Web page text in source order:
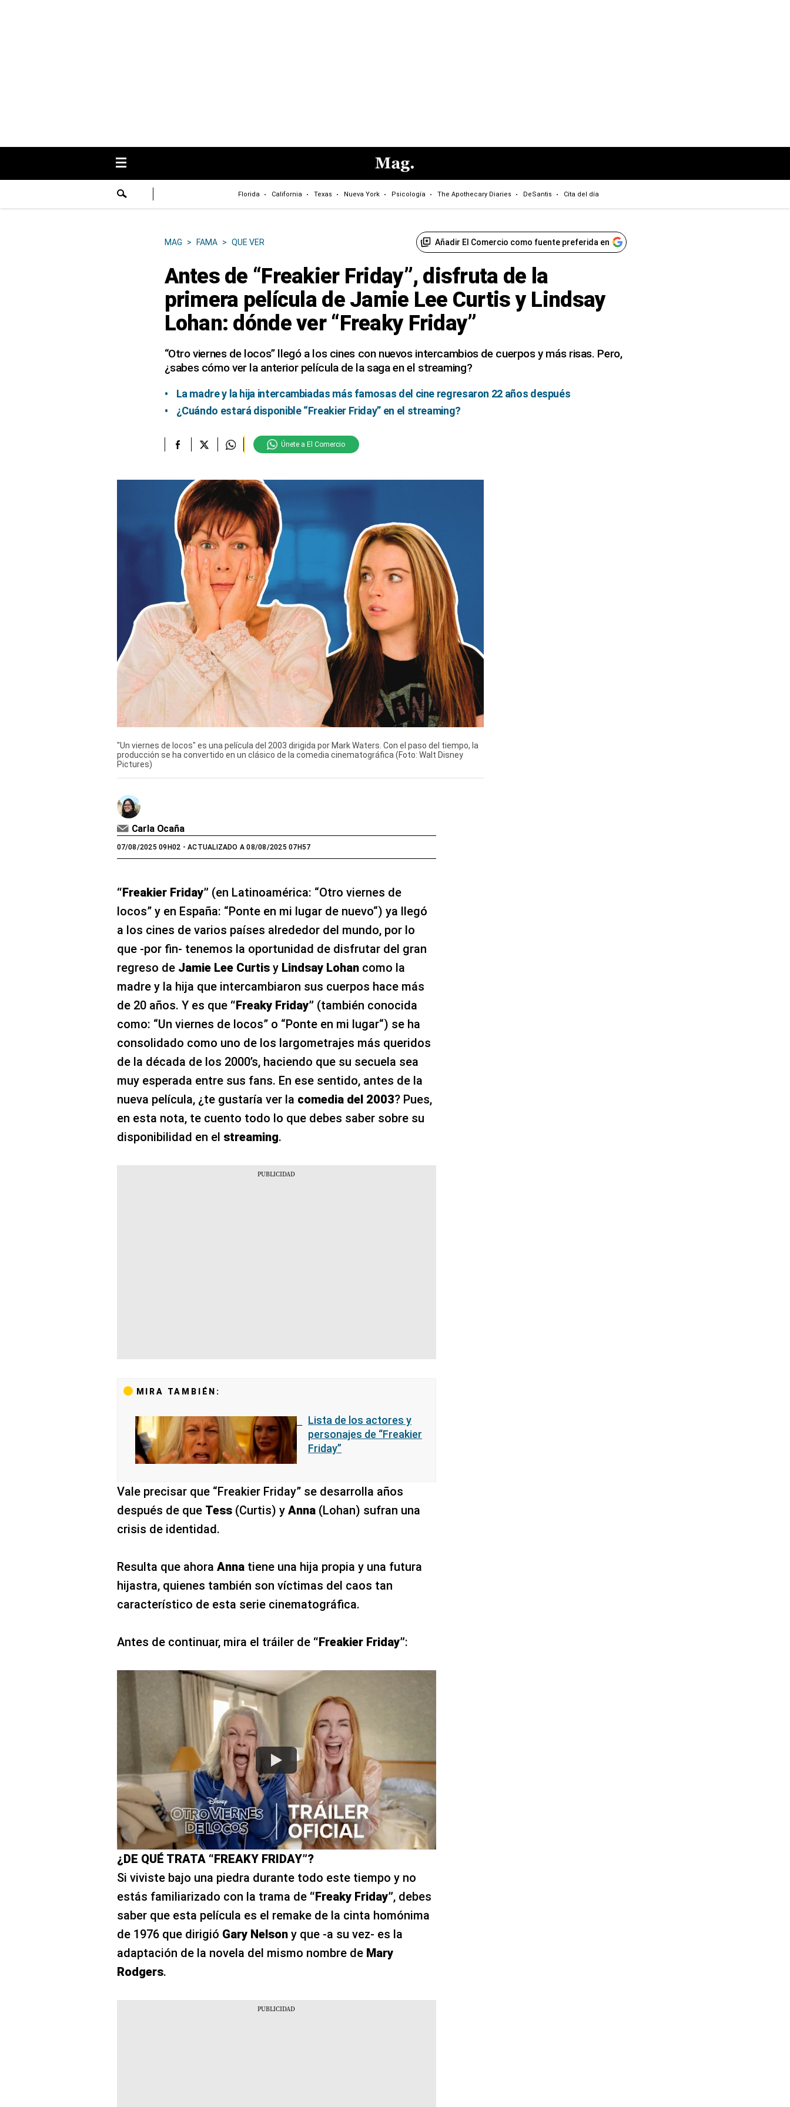
Florida California Texas Nueva York Psicología The Apothecary Diaries DeSantis Cita del día
MAG > FAMA > QUE VER Añadir El Comercio como fuente preferida en
Antes de “Freakier Friday”, disfruta de la
primera película de Jamie Lee Curtis y Lindsay
Lohan: dónde ver “Freaky Friday”
“Otro viernes de locos” llegó a los cines con nuevos intercambios de cuerpos y más risas. Pero,
¿sabes cómo ver la anterior película de la saga en el streaming?
La madre y la hija intercambiadas más famosas del cine regresaron 22 años después
¿Cuándo estará disponible “Freakier Friday” en el streaming?
Únete a El Comercio
"Un viernes de locos" es una película del 2003 dirigida por Mark Waters. Con el paso del tiempo, la
producción se ha convertido en un clásico de la comedia cinematográfica (Foto: Walt Disney
Pictures)
Carla Ocaña
07/08/2025 09H02 - ACTUALIZADO A 08/08/2025 07H57
“Freakier Friday” (en Latinoamérica: “Otro viernes de
locos” y en España: “Ponte en mi lugar de nuevo“) ya llegó
a los cines de varios países alrededor del mundo, por lo
que -por fin- tenemos la oportunidad de disfrutar del gran
regreso de Jamie Lee Curtisy Lindsay Lohancomo la
madre y la hija que intercambiaron sus cuerpos hace más
de 20 años. Y es que “Freaky Friday” (también conocida
como: “Un viernes de locos” o “Ponte en mi lugar“) se ha
consolidado como uno de los largometrajes más queridos
de la década de los 2000’s, haciendo que su secuela sea
muy esperada entre sus fans. En ese sentido, antes de la
nueva película, ¿te gustaría ver la comedia del 2003? Pues,
en esta nota, te cuento todo lo que debes saber sobre su
disponibilidad en el streaming.
MIRA TAMBIÉN:
Lista de los actores y
personajes de “Freakier
Friday”
Vale precisar que “Freakier Friday” se desarrolla años
después de que Tess (Curtis) y Anna (Lohan) sufran una
crisis de identidad.
Resulta que ahora Anna tiene una hija propia y una futura
hijastra, quienes también son víctimas del caos tan
característico de esta serie cinematográfica.
Antes de continuar, mira el tráiler de “Freakier Friday”:
¿DE QUÉ TRATA “FREAKY FRIDAY”?
Si viviste bajo una piedra durante todo este tiempo y no
estás familiarizado con la trama de “Freaky Friday”, debes
saber que esta película es el remake de la cinta homónima
de 1976 que dirigió Gary Nelsony que -a su vez- es la
adaptación de la novela del mismo nombre de Mary
Rodgers.